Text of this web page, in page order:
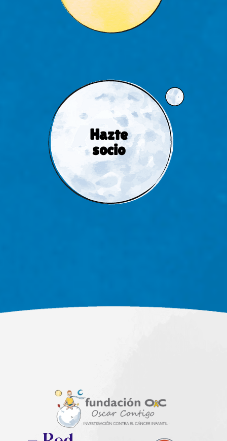
Hazte
socio